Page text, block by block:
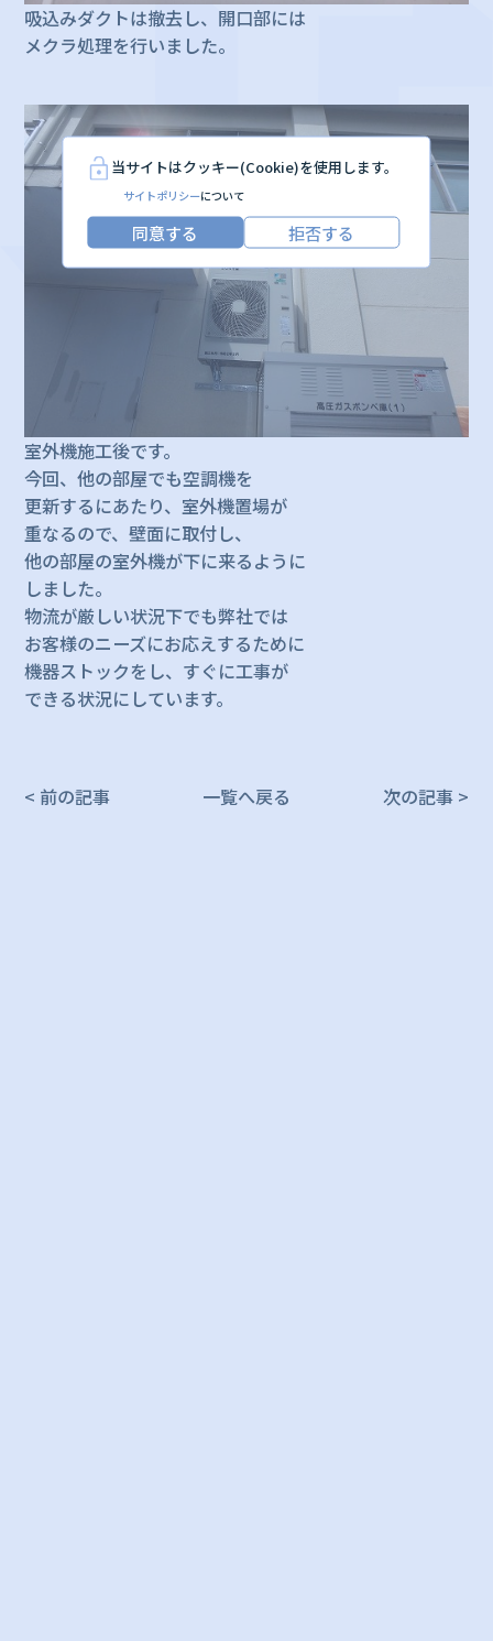
当サイトはクッキー(Cookie)を使用します。
サイトポリシーについて
同意する 拒否する
吸込みダクトは撤去し、開口部には
メクラ処理を行いました。
室外機施工後です。
今回、他の部屋でも空調機を
更新するにあたり、室外機置場が
重なるので、壁面に取付し、
他の部屋の室外機が下に来るように
しました。
物流が厳しい状況下でも弊社では
お客様のニーズにお応えするために
機器ストックをし、すぐに工事が
できる状況にしています。
< 前の記事 一覧へ戻る 次の記事 >